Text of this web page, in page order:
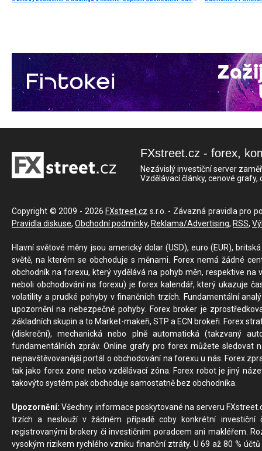
FXstreet.cz - forex,
Nezávislý investiční server
Vzdělávací články, cenové
Copyright © 2009 - 2026 FXstreet.cz s.r.o. - Závazná pravidla pro
Pravidla diskuse, Obchodní podmínky, Reklama/Advertising, RSS,
Hlavní světové měny jsou americký dolar (USD), euro (EUR),
světě, na kterém se obchoduje s měnami. Forex nemá žádné
obchodník na forexu, který vydělává na pohyb měn, respektive
neboli obchodování na forexu) je forex kalendář, který ukazuje
volatility a prudké pohyby v finančních trzích. Fundamentální
upozornění na nebezpečné pohyby. Forex broker je
základních skupin a to Market-makeři, STP a ECN brokeři. Forex
(diskreční), mechanická nebo plně automatická (takzvaný
fundamentálních zpráv. Online grafy pro forex můžete sledovat
nejnavštěvovanější portál o obchodování na forexu u nás. Forex
tak jako forex zone nebo vzdělávací zóna. Forex robot je jiný
takovýto systém pak obchoduje samostatně bez obchodníka.
Upozornění: Všechny informace poskytované na serveru
trzích a neslouží v žádném případě coby konkrétní investiční
registrovanými brokery či investičním poradcem ani makléřem.
vysokým rizikem rychlého vzniku finanční ztráty. U 69 až 80 %